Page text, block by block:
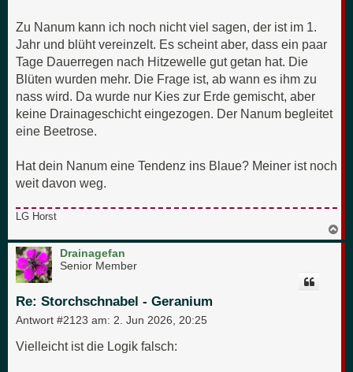
Zu Nanum kann ich noch nicht viel sagen, der ist im 1.
Jahr und blüht vereinzelt. Es scheint aber, dass ein paar
Tage Dauerregen nach Hitzewelle gut getan hat. Die
Blüten wurden mehr. Die Frage ist, ab wann es ihm zu
nass wird. Da wurde nur Kies zur Erde gemischt, aber
keine Drainageschicht eingezogen. Der Nanum begleitet
eine Beetrose.
Hat dein Nanum eine Tendenz ins Blaue? Meiner ist noch
weit davon weg.
LG Horst
a
Drainagefan
Senior Member
Re: Storchschnabel - Geranium
Antwort #2123 am: 2. Jun 2026, 20:25
Vielleicht ist die Logik falsch: